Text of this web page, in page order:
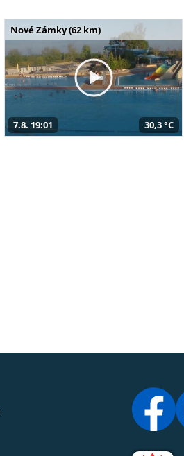
Nové Zámky (62 km)
7.8. 19:01 30,3 °C